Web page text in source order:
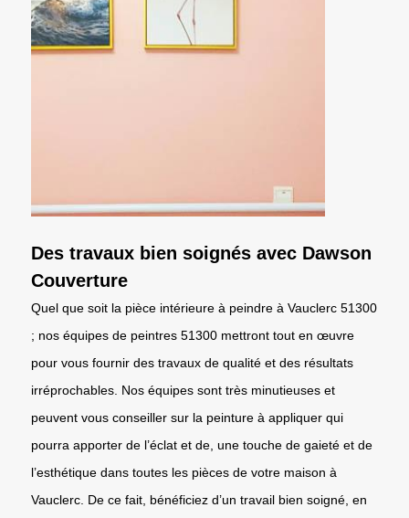
Des travaux bien soignés avec Dawson
Couverture
Quel que soit la pièce intérieure à peindre à Vauclerc 51300
; nos équipes de peintres 51300 mettront tout en œuvre
pour vous fournir des travaux de qualité et des résultats
irréprochables. Nos équipes sont très minutieuses et
peuvent vous conseiller sur la peinture à appliquer qui
pourra apporter de l’éclat et de, une touche de gaieté et de
l’esthétique dans toutes les pièces de votre maison à
Vauclerc. De ce fait, bénéficiez d’un travail bien soigné, en